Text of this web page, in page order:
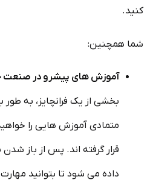
کنید.
شما همچنین:
آموزش های پیشرو در صنعت
بخشی از یک فرانچایز، به طور
متمادی آموزش هایی را
قرار گرفته اند. پس از باز
داده می شود تا بتوانید